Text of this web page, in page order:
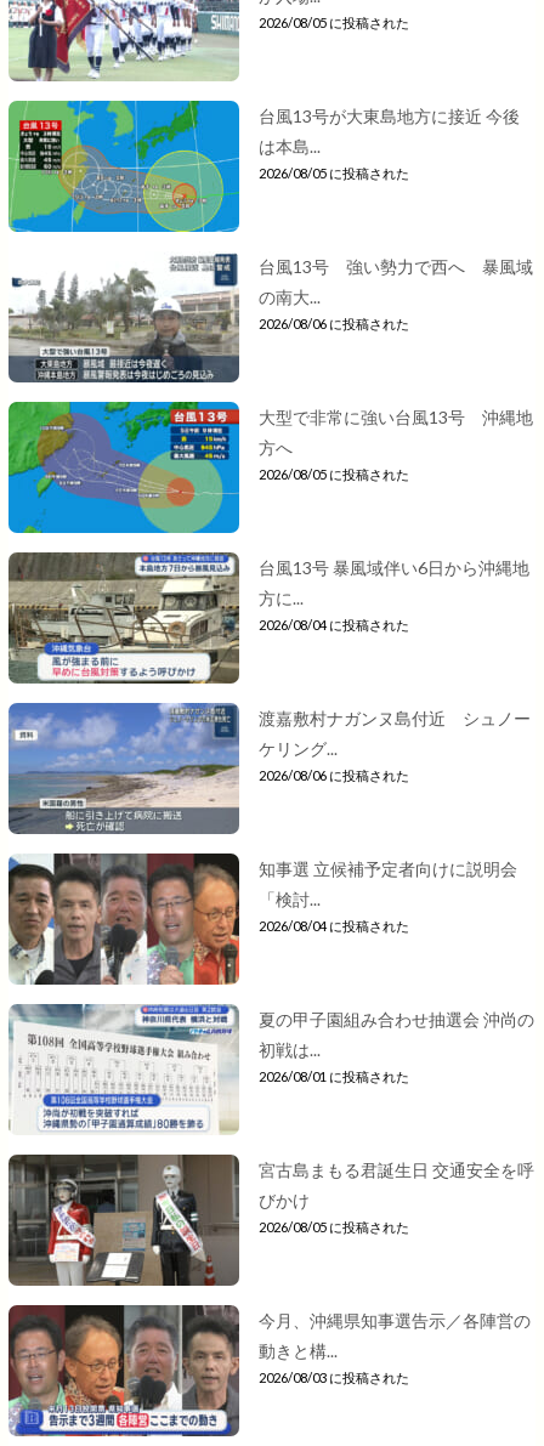
2026/08/05 に投稿された
台風13号が大東島地方に接近 今後
は本島...
2026/08/05 に投稿された
台風13号 強い勢力で西へ 暴風域
の南大...
2026/08/06 に投稿された
大型で非常に強い台風13号 沖縄地
方へ
2026/08/05 に投稿された
台風13号 暴風域伴い6日から沖縄地
方に...
2026/08/04 に投稿された
渡嘉敷村ナガンヌ島付近 シュノー
ケリング...
2026/08/06 に投稿された
知事選 立候補予定者向けに説明会
「検討...
2026/08/04 に投稿された
夏の甲子園組み合わせ抽選会 沖尚の
初戦は...
2026/08/01 に投稿された
宮古島まもる君誕生日 交通安全を呼
びかけ
2026/08/05 に投稿された
今月、沖縄県知事選告示／各陣営の
動きと構...
2026/08/03 に投稿された